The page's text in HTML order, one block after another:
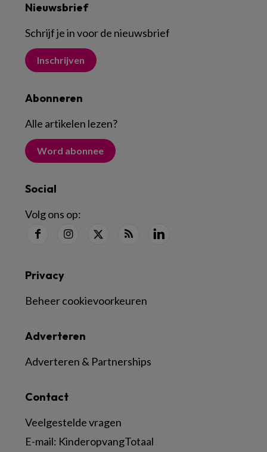
Nieuwsbrief
Schrijf je in voor de nieuwsbrief
Inschrijven
Abonneren
Alle artikelen lezen?
Word abonnee
Social
Volg ons op:
Contact
Veelgestelde vragen
E-mail: KinderopvangTotaal
Adverteren
Adverteren & Partnerships
Privacy
Beheer cookievoorkeuren